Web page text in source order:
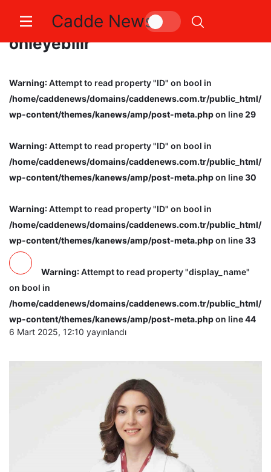
Cadde News
Uzmanı açıkladı: “Oruç obeziteyi
önleyebilir”
Warning: Attempt to read property "ID" on bool in
/home/caddenews/domains/caddenews.com.tr/public_html/
wp-content/themes/kanews/amp/post-meta.phpon line29
Warning: Attempt to read property "ID" on bool in
/home/caddenews/domains/caddenews.com.tr/public_html/
wp-content/themes/kanews/amp/post-meta.phpon line30
Warning: Attempt to read property "ID" on bool in
/home/caddenews/domains/caddenews.com.tr/public_html/
wp-content/themes/kanews/amp/post-meta.phpon line33
Warning: Attempt to read property "display_name"
on bool in
/home/caddenews/domains/caddenews.com.tr/public_html/
wp-content/themes/kanews/amp/post-meta.phpon line44
6 Mart 2025, 12:10 yayınlandı